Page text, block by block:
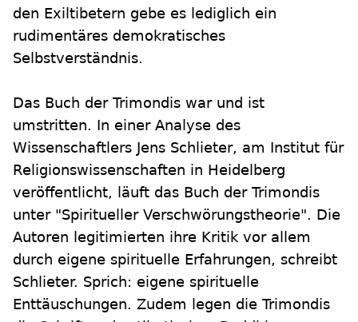
den Exiltibetern gebe es lediglich ein
rudimentäres demokratisches
Selbstverständnis.
Das Buch der Trimondis war und ist
umstritten. In einer Analyse des
Wissenschaftlers Jens Schlieter, am Institut für
Religionswissenschaften in Heidelberg
veröffentlicht, läuft das Buch der Trimondis
unter "Spiritueller Verschwörungstheorie". Die
Autoren legitimierten ihre Kritik vor allem
durch eigene spirituelle Erfahrungen, schreibt
Schlieter. Sprich: eigene spirituelle
Enttäuschungen. Zudem legen die Trimondis